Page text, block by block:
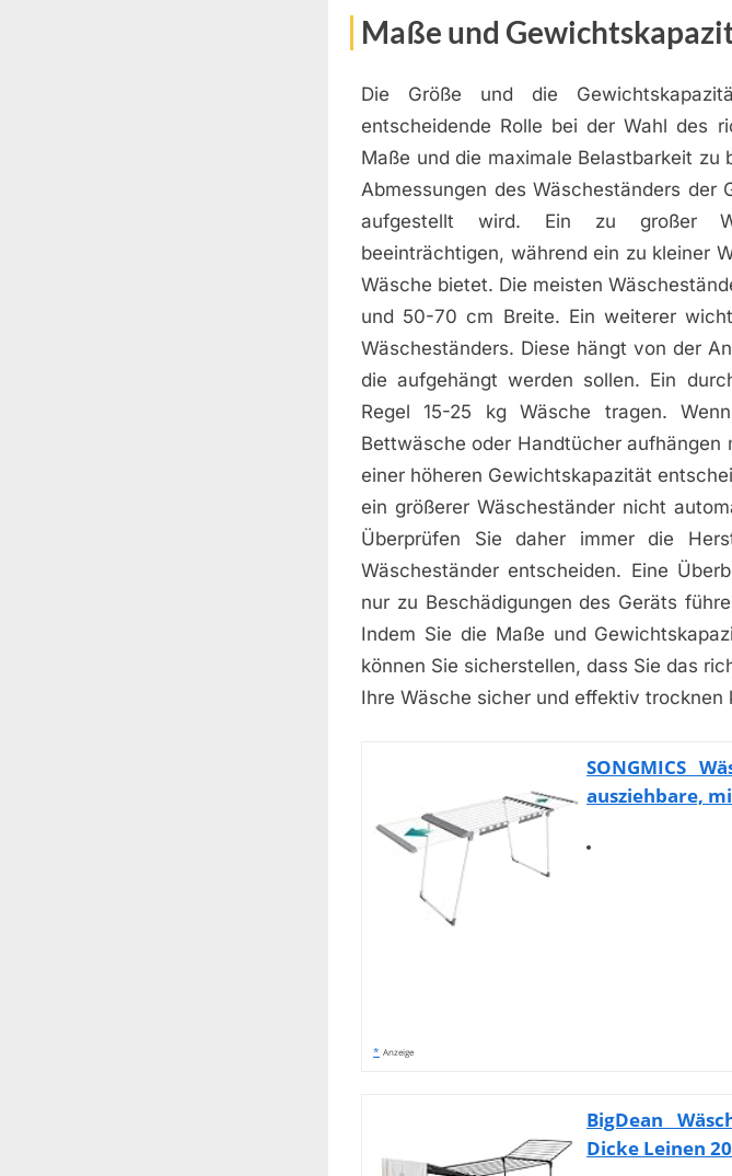
Maße und
Die Größe und die
entscheidende Rolle bei der Wahl des
Maße und die maximale Belastbarkeit
Abmessungen des Wäscheständers der
aufgestellt wird. Ein zu großer
beeinträchtigen, während ein zu kleiner
Wäsche bietet. Die meisten
und 50-70 cm Breite. Ein weiterer
Wäscheständers. Diese hängt von der
die aufgehängt werden sollen. Ein
Regel 15-25 kg Wäsche tragen.
Bettwäsche oder Handtücher
einer höheren Gewichtskapazität
ein größerer Wäscheständer nicht
Überprüfen Sie daher immer die
Wäscheständer entscheiden. Eine
nur zu Beschädigungen des Geräts
Indem Sie die Maße und
können Sie sicherstellen, dass Sie das
Ihre Wäsche sicher und effektiv trocknen
SONGMICS
ausziehbare,
* Anzeige
BigDean
Dicke Leinen